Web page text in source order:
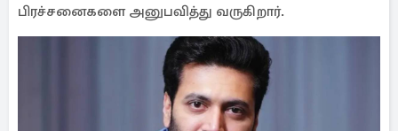
பிரச்சனைகளை அனுபவித்து வருகிறார்.